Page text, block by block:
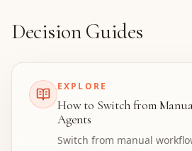
Decision Guides
EXPLORE
How to Switch from
Agents
Switch from manual